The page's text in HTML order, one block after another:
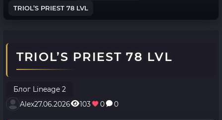
TRIOL’S PRIEST 78 LVL
TRIOL’S PRIEST 78 LVL
Блог Lineage 2
Alex27.06.2026 103 0 0